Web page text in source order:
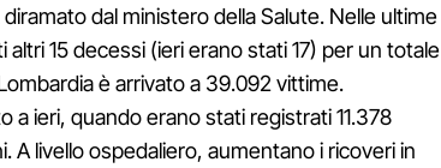
dal ministero della Salute. Nelle ultime
15 decessi (ieri erano stati 17) per un totale
è arrivato a 39.092 vittime.
a ieri, quando erano stati registrati 11.378
A livello ospedaliero, aumentano i ricoveri in